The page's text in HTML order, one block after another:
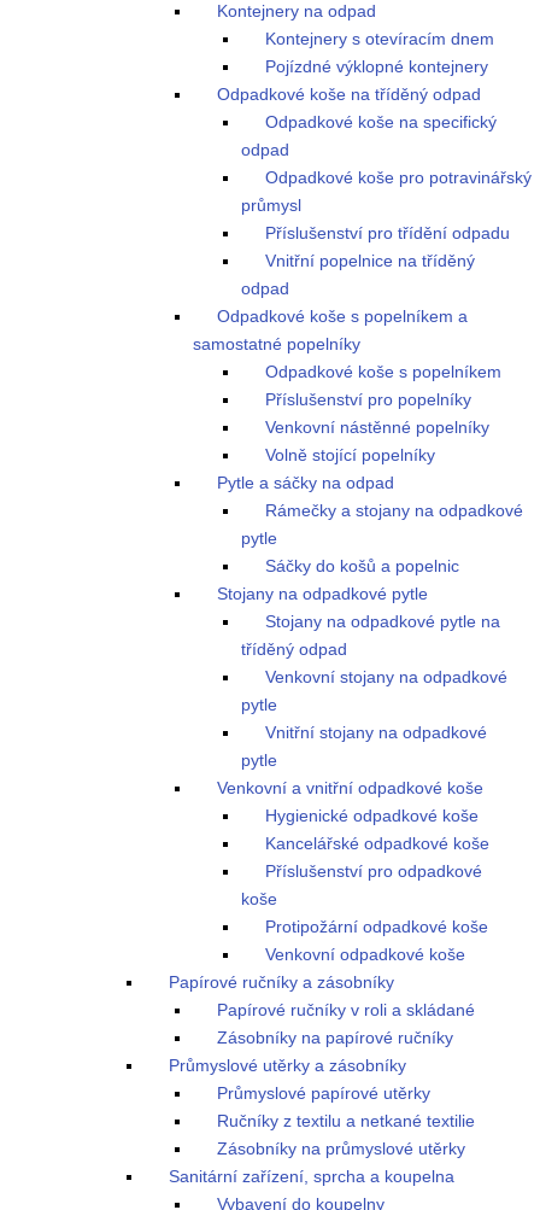
Kontejnery na odpad
Kontejnery s otevíracím dnem
Pojízdné výklopné kontejnery
Odpadkové koše na tříděný odpad
Odpadkové koše na specifický
odpad
Odpadkové koše pro potravinářský
průmysl
Příslušenství pro třídění odpadu
Vnitřní popelnice na tříděný
odpad
Odpadkové koše s popelníkem a
samostatné popelníky
Odpadkové koše s popelníkem
Příslušenství pro popelníky
Venkovní nástěnné popelníky
Volně stojící popelníky
Pytle a sáčky na odpad
Rámečky a stojany na odpadkové
pytle
Sáčky do košů a popelnic
Stojany na odpadkové pytle
Stojany na odpadkové pytle na
tříděný odpad
Venkovní stojany na odpadkové
pytle
Vnitřní stojany na odpadkové
pytle
Venkovní a vnitřní odpadkové koše
Hygienické odpadkové koše
Kancelářské odpadkové koše
Příslušenství pro odpadkové
koše
Protipožární odpadkové koše
Venkovní odpadkové koše
Papírové ručníky a zásobníky
Papírové ručníky v roli a skládané
Zásobníky na papírové ručníky
Průmyslové utěrky a zásobníky
Průmyslové papírové utěrky
Ručníky z textilu a netkané textilie
Zásobníky na průmyslové utěrky
Sanitární zařízení, sprcha a koupelna
Vybavení do koupelny